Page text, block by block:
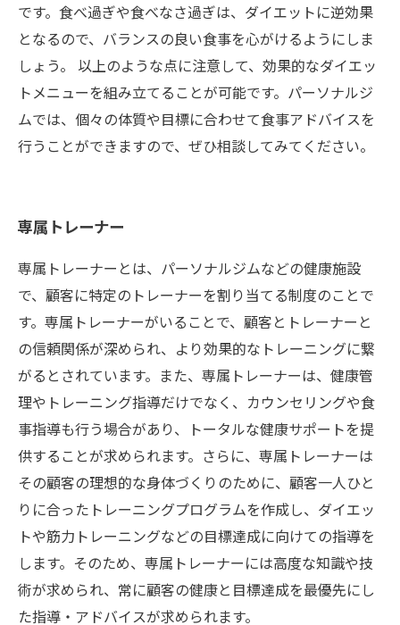
です。食べ過ぎや食べなさ過ぎは、ダイエットに逆効果
となるので、バランスの良い食事を心がけるようにしま
しょう。 以上のような点に注意して、効果的なダイエッ
トメニューを組み立てることが可能です。パーソナルジ
ムでは、個々の体質や目標に合わせて食事アドバイスを
行うことができますので、ぜひ相談してみてください。
専属トレーナー
専属トレーナーとは、パーソナルジムなどの健康施設
で、顧客に特定のトレーナーを割り当てる制度のことで
す。専属トレーナーがいることで、顧客とトレーナーと
の信頼関係が深められ、より効果的なトレーニングに繋
がるとされています。また、専属トレーナーは、健康管
理やトレーニング指導だけでなく、カウンセリングや食
事指導も行う場合があり、トータルな健康サポートを提
供することが求められます。さらに、専属トレーナーは
その顧客の理想的な身体づくりのために、顧客一人ひと
りに合ったトレーニングプログラムを作成し、ダイエッ
トや筋力トレーニングなどの目標達成に向けての指導を
します。そのため、専属トレーナーには高度な知識や技
術が求められ、常に顧客の健康と目標達成を最優先にし
た指導・アドバイスが求められます。